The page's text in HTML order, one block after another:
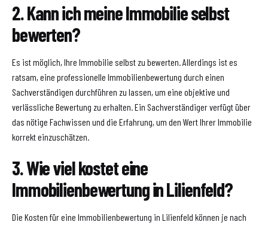
2. Kann ich meine Immobilie selbst
bewerten?
Es ist möglich, Ihre Immobilie selbst zu bewerten. Allerdings ist es
ratsam, eine professionelle Immobilienbewertung durch einen
Sachverständigen durchführen zu lassen, um eine objektive und
verlässliche Bewertung zu erhalten. Ein Sachverständiger verfügt über
das nötige Fachwissen und die Erfahrung, um den Wert Ihrer Immobilie
korrekt einzuschätzen.
3. Wie viel kostet eine
Immobilienbewertung in Lilienfeld?
Die Kosten für eine Immobilienbewertung in Lilienfeld können je nach